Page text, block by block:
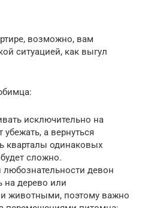
возможно, вам
ситуацией, как выгул
исключительно на
а вернуться
кварталы одинаковых
сложно.
любознательности девон
на дерево или
животными, поэтому важно